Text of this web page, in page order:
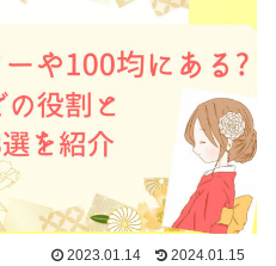
2023.01.14 2024.01.15